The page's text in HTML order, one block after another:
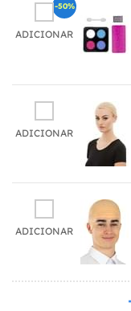
ADICIONAR
-50%
ADICIONAR
ADICIONAR